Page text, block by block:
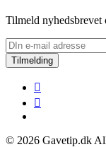
Tilmeld nyhedsbrevet
Tilmelding
© 2026 Gavetip.dk